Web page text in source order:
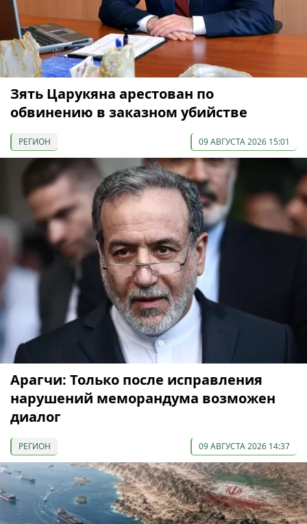
Зять Царукяна арестован по
обвинению в заказном убийстве
РЕГИОН 09 АВГУСТА 2026 15:01
Арагчи: Только после исправления
нарушений меморандума возможен
диалог
РЕГИОН 09 АВГУСТА 2026 14:37